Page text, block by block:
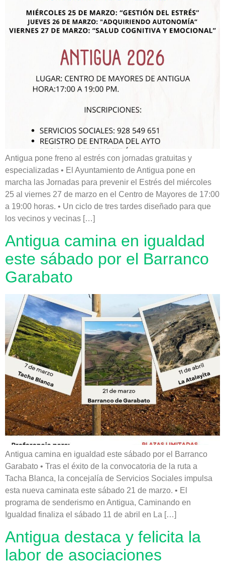
Antigua pone freno al estrés con jornadas gratuitas y
especializadas • El Ayuntamiento de Antigua pone en
marcha las Jornadas para prevenir el Estrés del miércoles
25 al viernes 27 de marzo en el Centro de Mayores de 17:00
a 19:00 horas. • Un ciclo de tres tardes diseñado para que
los vecinos y vecinas […]
Antigua camina en igualdad
este sábado por el Barranco
Garabato
Antigua camina en igualdad este sábado por el Barranco
Garabato • Tras el éxito de la convocatoria de la ruta a
Tacha Blanca, la concejalía de Servicios Sociales impulsa
esta nueva caminata este sábado 21 de marzo. • El
programa de senderismo en Antigua, Caminando en
Igualdad finaliza el sábado 11 de abril en La […]
Antigua destaca y felicita la
labor de asociaciones